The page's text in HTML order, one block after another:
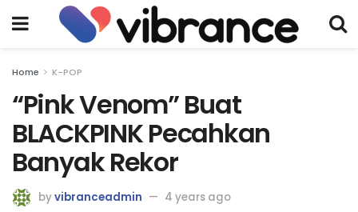
Home K-POP
“Pink Venom” Buat
BLACKPINK Pecahkan
Banyak Rekor
byvibranceadmin 4 years ago